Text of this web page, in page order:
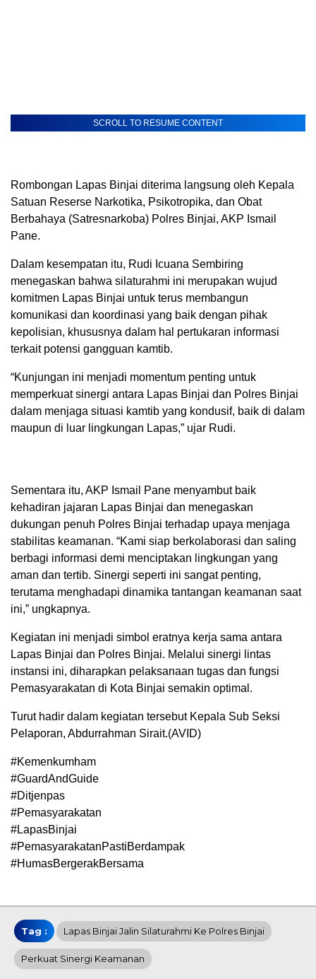
SCROLL TO RESUME CONTENT
Rombongan Lapas Binjai diterima langsung oleh Kepala
Satuan Reserse Narkotika, Psikotropika, dan Obat
Berbahaya (Satresnarkoba) Polres Binjai, AKP Ismail
Pane.
Dalam kesempatan itu, Rudi Icuana Sembiring
menegaskan bahwa silaturahmi ini merupakan wujud
komitmen Lapas Binjai untuk terus membangun
komunikasi dan koordinasi yang baik dengan pihak
kepolisian, khususnya dalam hal pertukaran informasi
terkait potensi gangguan kamtib.
“Kunjungan ini menjadi momentum penting untuk
memperkuat sinergi antara Lapas Binjai dan Polres Binjai
dalam menjaga situasi kamtib yang kondusif, baik di dalam
maupun di luar lingkungan Lapas,” ujar Rudi.
Sementara itu, AKP Ismail Pane menyambut baik
kehadiran jajaran Lapas Binjai dan menegaskan
dukungan penuh Polres Binjai terhadap upaya menjaga
stabilitas keamanan. “Kami siap berkolaborasi dan saling
berbagi informasi demi menciptakan lingkungan yang
aman dan tertib. Sinergi seperti ini sangat penting,
terutama menghadapi dinamika tantangan keamanan saat
ini,” ungkapnya.
Kegiatan ini menjadi simbol eratnya kerja sama antara
Lapas Binjai dan Polres Binjai. Melalui sinergi lintas
instansi ini, diharapkan pelaksanaan tugas dan fungsi
Pemasyarakatan di Kota Binjai semakin optimal.
Turut hadir dalam kegiatan tersebut Kepala Sub Seksi
Pelaporan, Abdurrahman Sirait.(AVID)
#Kemenkumham
#GuardAndGuide
#Ditjenpas
#Pemasyarakatan
#LapasBinjai
#PemasyarakatanPastiBerdampak
#HumasBergerakBersama
Tag : Lapas Binjai Jalin Silaturahmi Ke Polres Binjai
Perkuat Sinergi Keamanan